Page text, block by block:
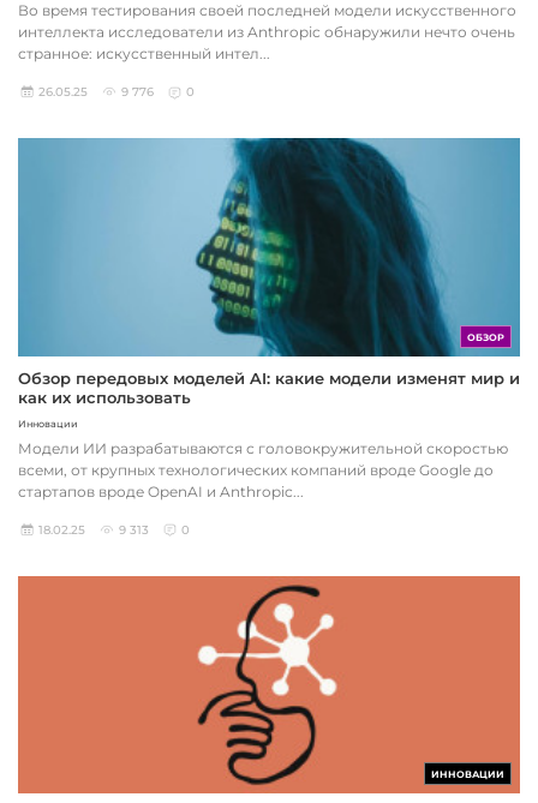
Во время тестирования своей последней модели искусственного
интеллекта исследователи из Anthropic обнаружили нечто очень
странное: искусственный интел...
26.05.25 9 776 0
ОБЗОР
Обзор передовых моделей AI: какие модели изменят мир и
как их использовать
Инновации
Модели ИИ разрабатываются с головокружительной скоростью
всеми, от крупных технологических компаний вроде Google до
стартапов вроде OpenAI и Anthropic...
18.02.25 9 313 0
ИННОВАЦИИ